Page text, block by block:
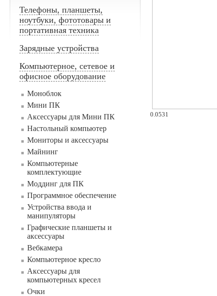
Телефоны, планшеты,
ноутбуки, фототовары и
портативная техника
Зарядные устройства
Компьютерное, сетевое и
офисное оборудование
Моноблок
Мини ПК
Аксессуары для Мини ПК
Настольный компьютер
Мониторы и аксессуары
Майнинг
Компьютерные
комплектующие
Моддинг для ПК
Программное обеспечение
Устройства ввода и
манипуляторы
Графические планшеты и
аксессуары
Вебкамера
Компьютерное кресло
Аксессуары для
компьютерных кресел
Очки
0.0531